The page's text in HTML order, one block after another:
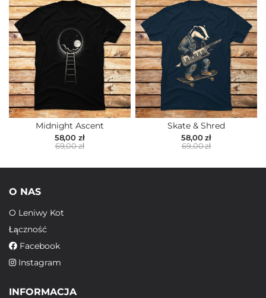
Midnight Ascent
58,00 zł
69,00 zł
Skate & Shred
58,00 zł
69,00 zł
O NAS
O Leniwy Kot
Łączność
Facebook
Instagram
INFORMACJA